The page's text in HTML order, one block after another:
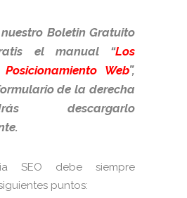
Boletin Gratuito
el manual “Los
Web”,
de la derecha
descargarlo
SEO debe siempre
puntos: